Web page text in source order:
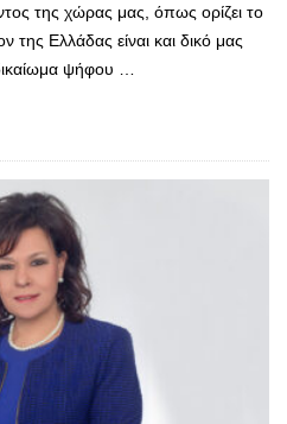
της χώρας μας, όπως ορίζει το
της Ελλάδας είναι και δικό μας
ψήφου …